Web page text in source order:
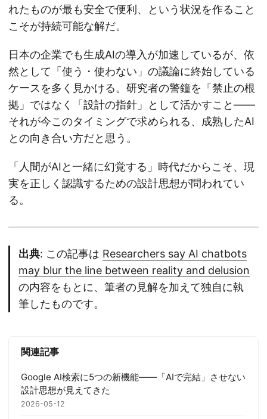
れたものが最も安全で便利、という状況を作ること
こそが持続可能な解だ。
日本の企業でも生成AIの導入が加速しているが、依
然として「使う・使わない」の議論に終始している
ケースを多く見かける。研究者の警鐘を「禁止の根
拠」ではなく「設計の指針」として活かすこと——
それが今このタイミングで求められる、成熟したAI
との向き合い方だと思う。
「人間がAIと一緒に幻覚する」時代だからこそ、現
実を正しく認識するための設計思想が問われてい
る。
出典: この記事は Researchers say AI chatbots
may blur the line between reality and delusion
の内容をもとに、筆者の見解を加えて独自に執
筆したものです。
関連記事
Google AI検索に5つの新機能——「AIで完結」させない
設計思想が見えてきた
2026-05-12